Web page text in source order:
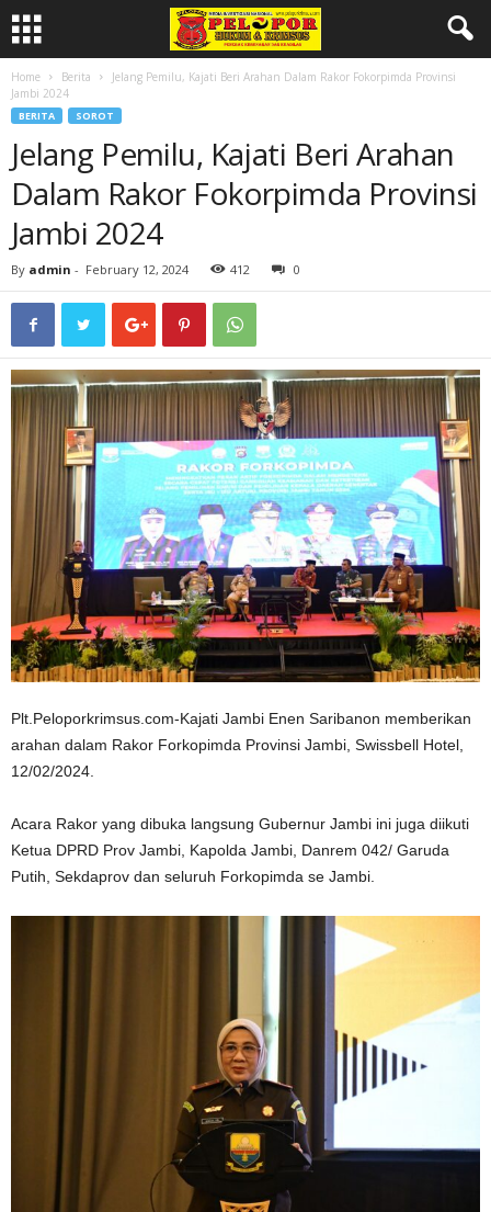
Home Berita
Jelang Pemilu, Kajati Beri Arahan Dalam Rakor Fokorpimda Provinsi
Jambi 2024
BERITA SOROT
Jelang Pemilu, Kajati Beri Arahan
Dalam Rakor Fokorpimda Provinsi
Jambi 2024
By admin - February 12, 2024 412 0
Plt.Peloporkrimsus.com-Kajati Jambi Enen Saribanon memberikan
arahan dalam Rakor Forkopimda Provinsi Jambi, Swissbell Hotel,
12/02/2024.
Acara Rakor yang dibuka langsung Gubernur Jambi ini juga diikuti
Ketua DPRD Prov Jambi, Kapolda Jambi, Danrem 042/ Garuda
Putih, Sekdaprov dan seluruh Forkopimda se Jambi.